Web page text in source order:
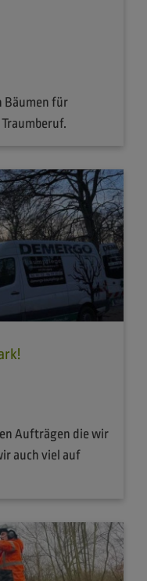
Bäumen für
Aufträgen die wir
auch viel auf